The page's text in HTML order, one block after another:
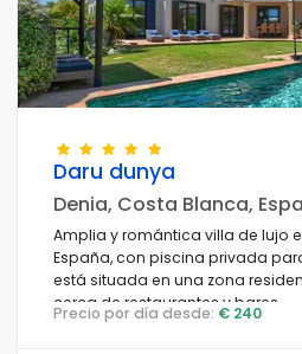
Daru dunya
Denia, Costa Blanca,
Amplia y romántica villa de lujo
España, con piscina privada
está situada en una zona
cerca de restaurantes y bares.
Precio por día desde: € 240